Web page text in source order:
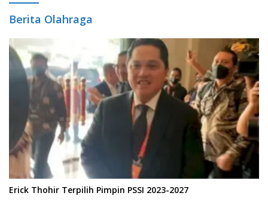
Berita Olahraga
Erick Thohir Terpilih Pimpin PSSI 2023-2027